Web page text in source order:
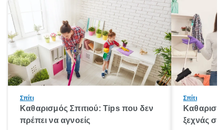
Σπίτι
Καθαρισμός Σπιτιού: Tips που δεν
πρέπει να αγνοείς
Σπίτι
ξεχνάς